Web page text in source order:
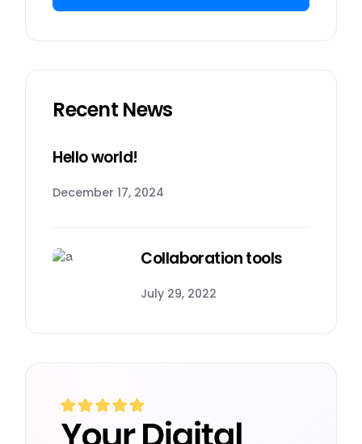
Recent News
Hello world!
December 17, 2024
Collaboration tools
July 29, 2022